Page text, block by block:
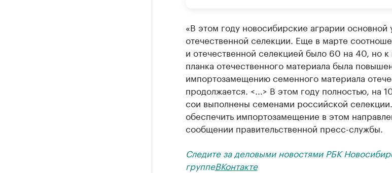
«В этом году новосибирские аграрии
отечественной селекции. Еще в марте
и отечественной селекцией было 60 на 40, но к
планка отечественного материала была
импортозамещению семенного материала
продолжается. <...> В этом году полностью, на
сои выполнены семенами российской
обеспечить импортозамещение в этом
сообщении правительственной пресс-службы.
Следите за деловыми новостями РБК
группеВКонтакте